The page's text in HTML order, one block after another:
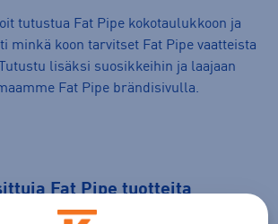
tutustua Fat Pipe kokotaulukkoon ja
minkä koon tarvitset Fat Pipe vaatteista
lisäksi suosikkeihin ja laajaan
Fat Pipebrändisivulla.
Fat Pipe tuotteita